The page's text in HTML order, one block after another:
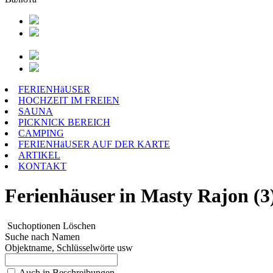
FERIENHäUSER
HOCHZEIT IM FREIEN
SAUNA
PICKNICK BEREICH
CAMPING
FERIENHäUSER AUF DER KARTE
ARTIKEL
KONTAKT
Ferienhäuser in Masty Rajon
Suchoptionen Löschen
Suche nach Namen
Objektname, Schlüsselwörte usw